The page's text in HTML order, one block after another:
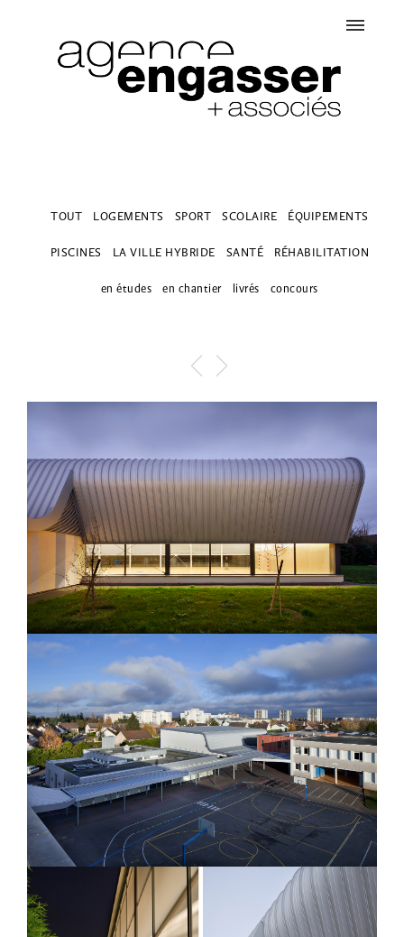
TOUT LOGEMENTS SPORT SCOLAIRE ÉQUIPEMENTS
PISCINES LA VILLE HYBRIDE SANTÉ RÉHABILITATION
en études en chantier livrés concours